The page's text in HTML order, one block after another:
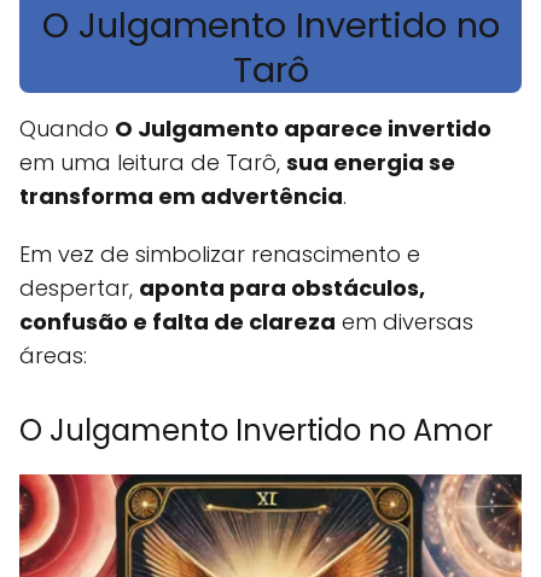
O Julgamento Invertido no
Tarô
Quando O Julgamento aparece invertido
em uma leitura de Tarô, sua energia se
transforma em advertência.
Em vez de simbolizar renascimento e
despertar, aponta para obstáculos,
confusão e falta de clareza em diversas
áreas:
O Julgamento Invertido no Amor